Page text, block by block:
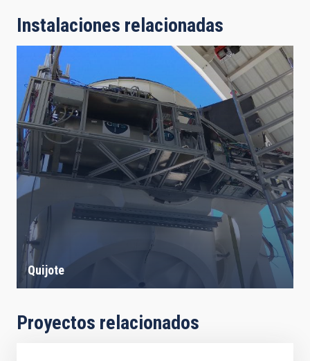
Instalaciones relacionadas
Quijote
Proyectos relacionados